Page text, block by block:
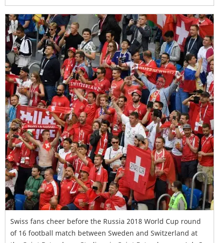
Swiss fans cheer before the Russia 2018 World Cup round
of 16 football match between Sweden and Switzerland at